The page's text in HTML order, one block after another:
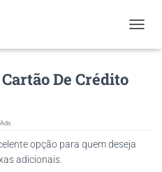
O
De Crédito
Ads
opção para quem deseja
adicionais.